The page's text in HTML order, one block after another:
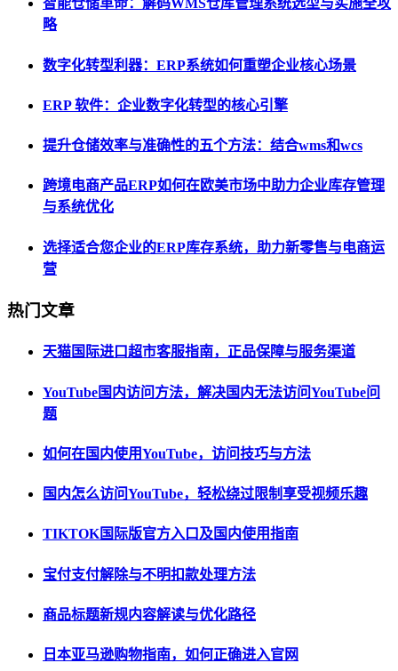
智能仓储革命：解码WMS仓库管理系统选型与实施全攻
略
数字化转型利器：ERP系统如何重塑企业核心场景
ERP 软件：企业数字化转型的核心引擎
提升仓储效率与准确性的五个方法：结合wms和wcs
跨境电商产品ERP如何在欧美市场中助力企业库存管理
与系统优化
选择适合您企业的ERP库存系统，助力新零售与电商运
营
热门文章
天猫国际进口超市客服指南，正品保障与服务渠道
YouTube国内访问方法，解决国内无法访问YouTube问
题
如何在国内使用YouTube，访问技巧与方法
国内怎么访问YouTube，轻松绕过限制享受视频乐趣
TIKTOK国际版官方入口及国内使用指南
宝付支付解除与不明扣款处理方法
商品标题新规内容解读与优化路径
日本亚马逊购物指南，如何正确进入官网